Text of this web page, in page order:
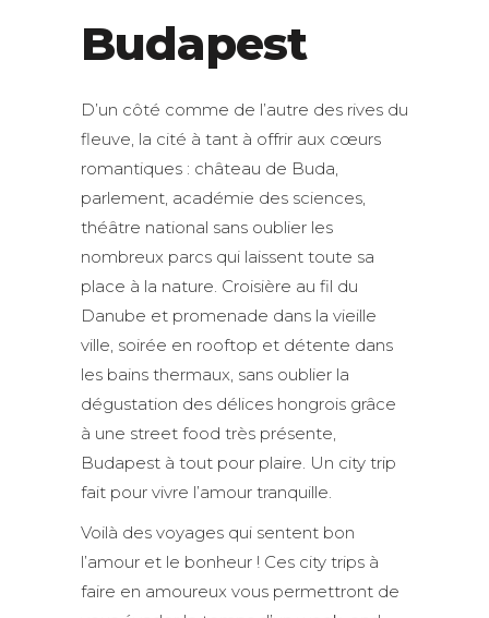
Budapest
D’un côté comme de l’autre des rives du
fleuve, la cité à tant à offrir aux cœurs
romantiques : château de Buda,
parlement, académie des sciences,
théâtre national sans oublier les
nombreux parcs qui laissent toute sa
place à la nature. Croisière au fil du
Danube et promenade dans la vieille
ville, soirée en rooftop et détente dans
les bains thermaux, sans oublier la
dégustation des délices hongrois grâce
à une street food très présente,
Budapest à tout pour plaire. Un city trip
fait pour vivre l’amour tranquille.
Voilà des voyages qui sentent bon
l’amour et le bonheur ! Ces city trips à
faire en amoureux vous permettront de